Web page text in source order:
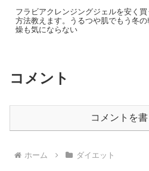
フラビアクレンジングジェルを安く買
方法教えます。うるつや肌でもう冬の
燥も気にならない
コメント
コメントを
ホーム ダイエット